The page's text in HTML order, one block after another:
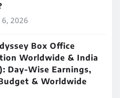
6, 2026
Box Office
Worldwide & India
Day-Wise Earnings,
& Worldwide